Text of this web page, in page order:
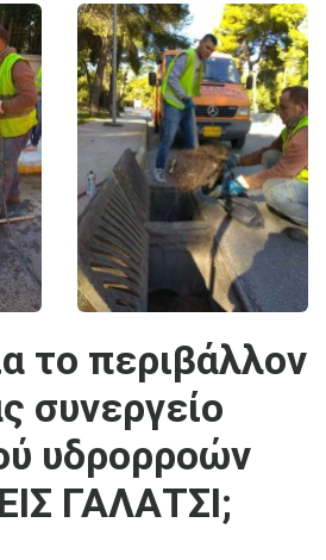
το περιβάλλον
συνεργείο
υδρορροών
ΓΑΛΑΤΣΙ;